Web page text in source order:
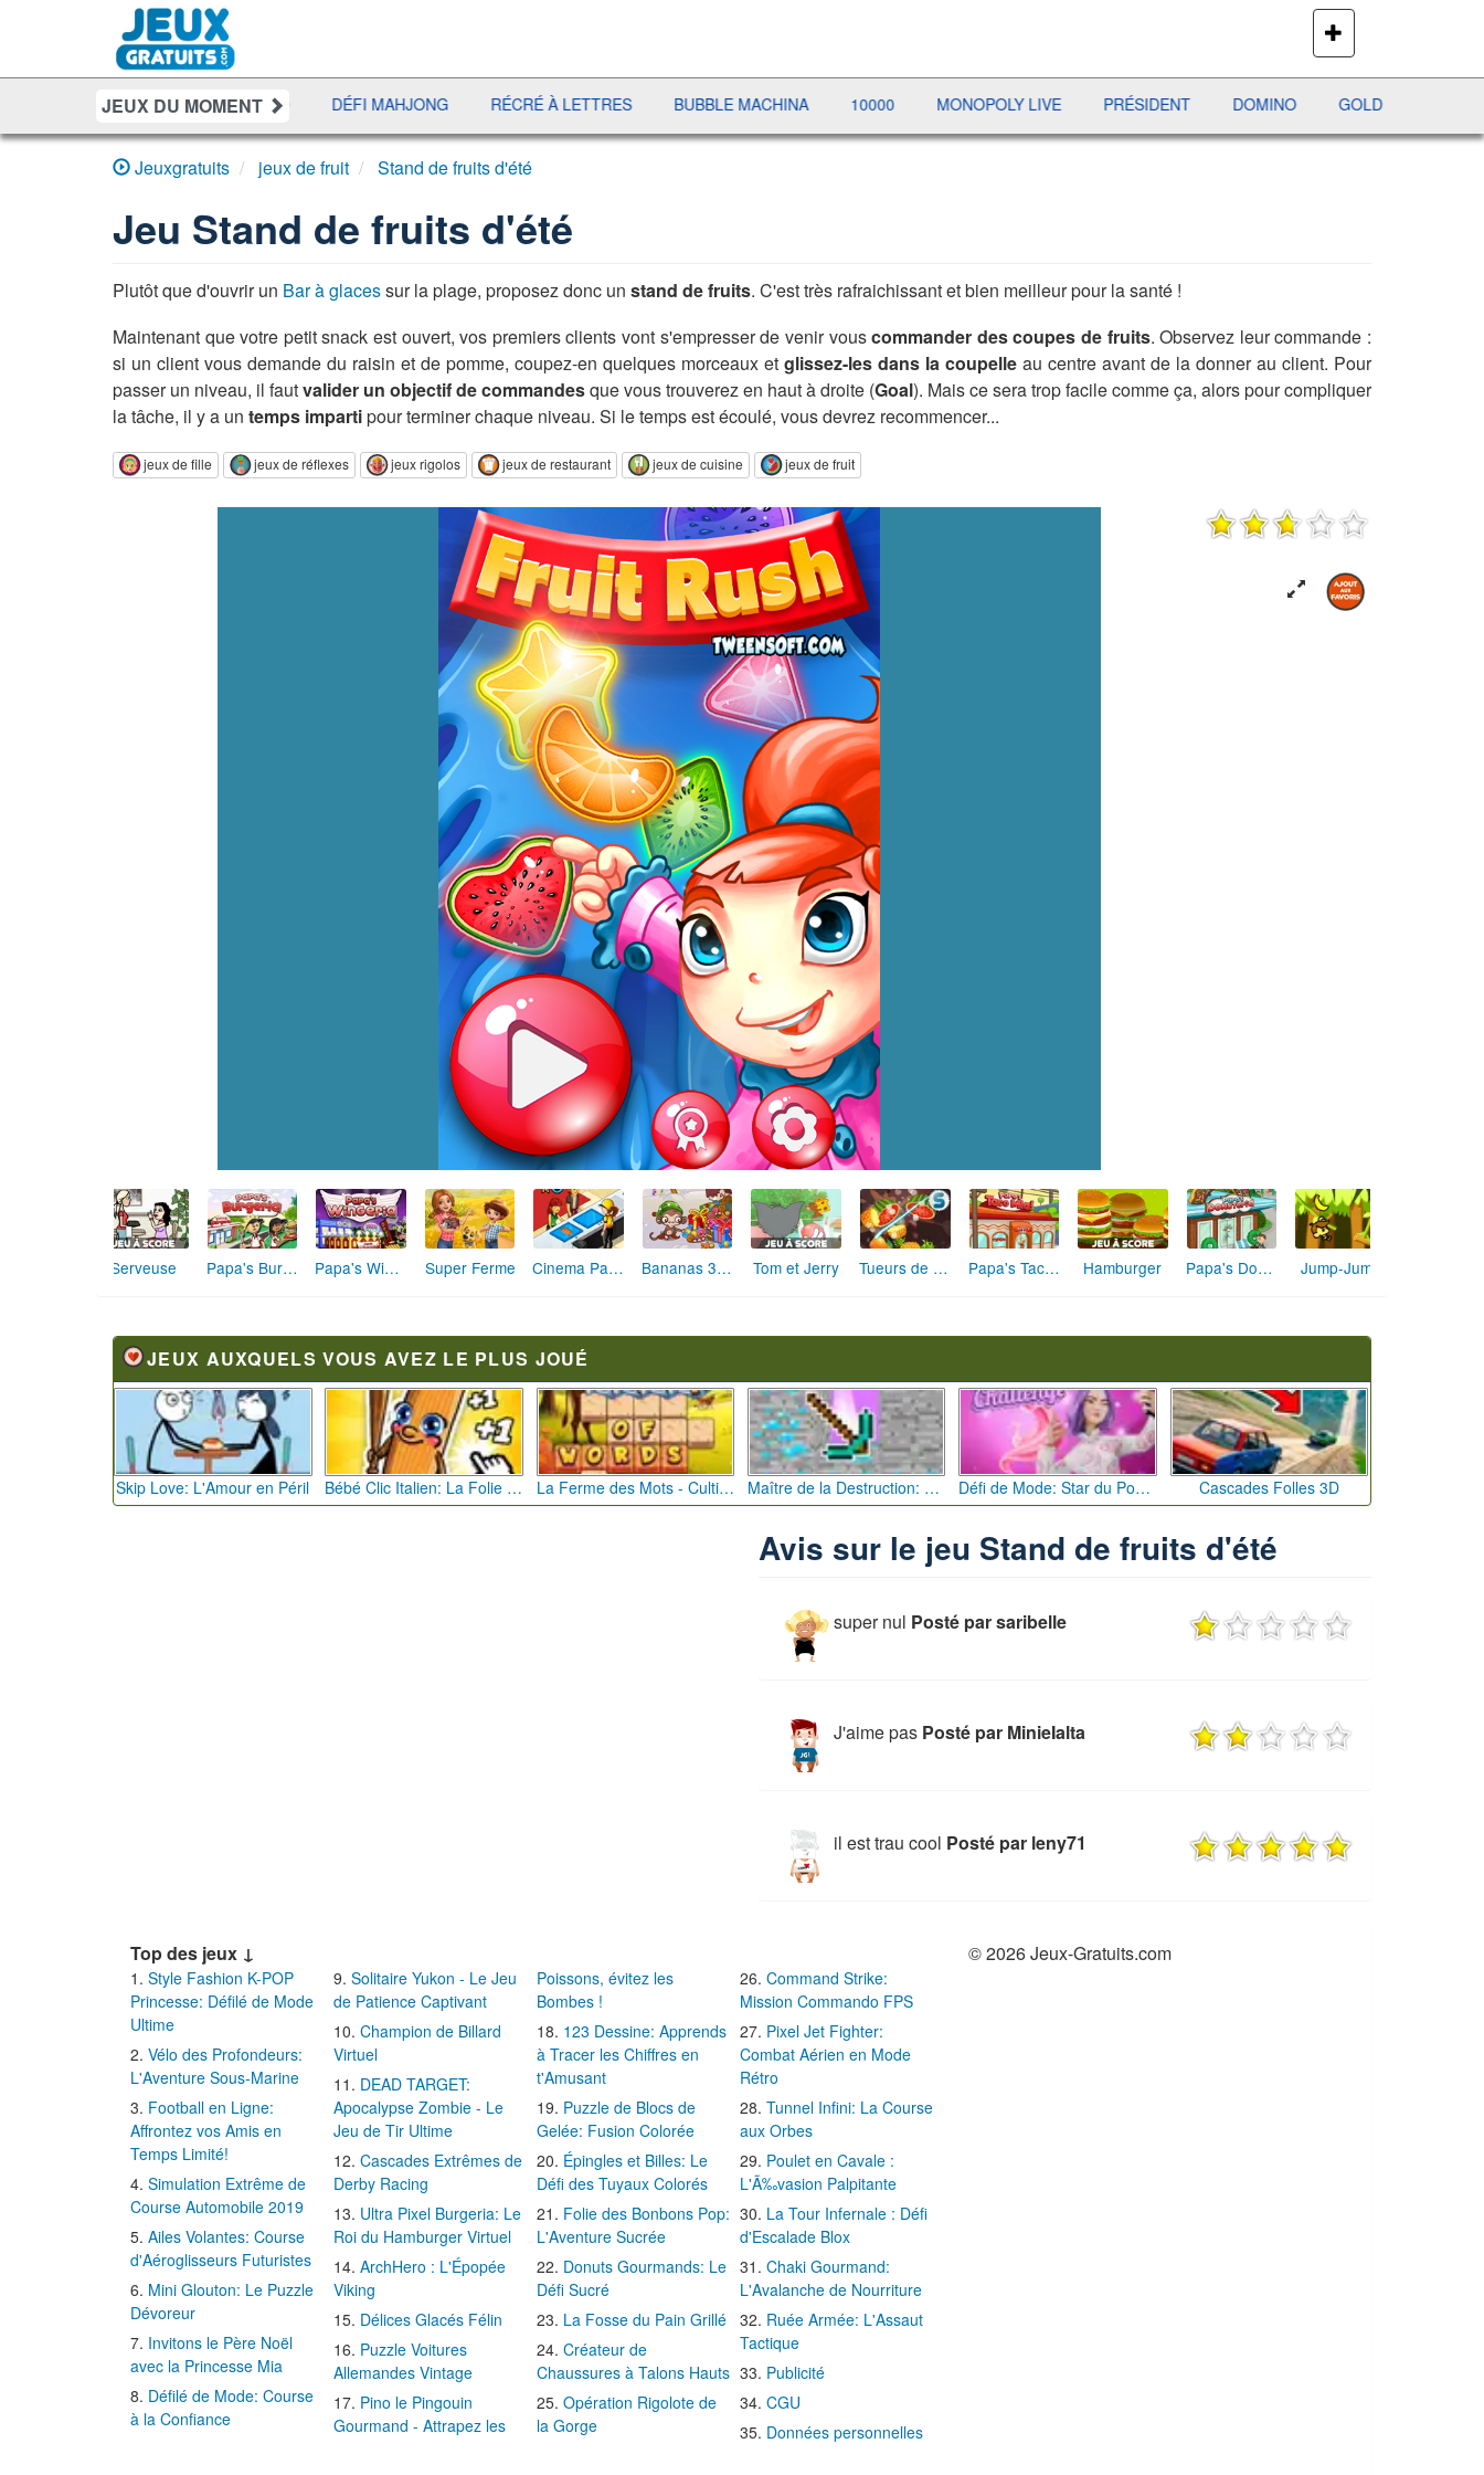
PLUS
DE
JEUX
JEUX DU MOMENT
UNO DISCO DÉFI MAHJONG RÉCRÉ À LETTRES BUBBLE MACHINA 10000 MONOPOLY LIVE PRÉSIDENT DOMINO GOLD MINE AVIATOR
Jeuxgratuits jeux de fruit Stand de fruits d'été
Jeu Stand de fruits d'été
Plutôt que d'ouvrir un Bar à glacessur la plage, proposez donc un stand de fruits. C'est très rafraichissant et bien meilleur pour la santé !
Maintenant que votre petit snack est ouvert, vos premiers clients vont s'empresser de venir vouscommander des coupes de fruits. Observez leur commande :
si un client vous demande du raisin et de pomme, coupez-en quelques morceaux et glissez-les dans la coupelle au centre avant de la donner au client. Pour
passer un niveau, il fautvalider un objectif de commandesque vous trouverez en haut à droite (Goal). Mais ce sera trop facile comme ça, alors pour compliquer
la tâche, il y a un temps impartipour terminer chaque niveau. Si le temps est écoulé, vous devrez recommencer...
jeux de fille jeux de réflexes jeux rigolos jeux de restaurant jeux de cuisine jeux de fruit
Serveuse Papa's Burgeria Papa's Wingeria Super Ferme Cinema Panic Bananas 3 Christmas Holidays Tom et Jerry Tueurs de Fruits Papa's Taco Mia Hamburger Papa's Donuteria Jump-Jump
JEUX AUXQUELS VOUS AVEZ LE PLUS JOUÉ
Skip Love: L'Amour en Péril Bébé Clic Italien: La Folie des Petits Bambins La Ferme des Mots - Cultivez votre Vocabulaire Maître de la Destruction: Fusion de Pioches Défi de Mode: Star du Podium Cascades Folles 3D
Avis sur le jeu Stand de fruits d'été
super nul Posté par saribelle
J'aime pas Posté par MinieIalta
il est trau cool Posté par leny71
Top des jeux ↓
Style Fashion K-POP
Princesse: Défilé de Mode
Ultime
Vélo des Profondeurs:
L'Aventure Sous-Marine
Football en Ligne:
Affrontez vos Amis en
Temps Limité!
Simulation Extrême de
Course Automobile 2019
Ailes Volantes: Course
d'Aéroglisseurs Futuristes
Mini Glouton: Le Puzzle
Dévoreur
Invitons le Père Noël
avec la Princesse Mia
Défilé de Mode: Course
à la Confiance
Solitaire Yukon - Le Jeu
de Patience Captivant
Champion de Billard
Virtuel
DEAD TARGET:
Apocalypse Zombie - Le
Jeu de Tir Ultime
Cascades Extrêmes de
Derby Racing
Ultra Pixel Burgeria: Le
Roi du Hamburger Virtuel
ArchHero : L'Épopée
Viking
Délices Glacés Félin
Puzzle Voitures
Allemandes Vintage
Pino le Pingouin
Gourmand - Attrapez les
Poissons, évitez les
Bombes !
123 Dessine: Apprends
à Tracer les Chiffres en
t'Amusant
Puzzle de Blocs de
Gelée: Fusion Colorée
Épingles et Billes: Le
Défi des Tuyaux Colorés
Folie des Bonbons Pop:
L'Aventure Sucrée
Donuts Gourmands: Le
Défi Sucré
La Fosse du Pain Grillé
Créateur de
Chaussures à Talons Hauts
Opération Rigolote de
la Gorge
Command Strike:
Mission Commando FPS
Pixel Jet Fighter:
Combat Aérien en Mode
Rétro
Tunnel Infini: La Course
aux Orbes
Poulet en Cavale :
L'Ã‰vasion Palpitante
La Tour Infernale : Défi
d'Escalade Blox
Chaki Gourmand:
L'Avalanche de Nourriture
Ruée Armée: L'Assaut
Tactique
Publicité
CGU
Données personnelles
© 2026 Jeux-Gratuits.com